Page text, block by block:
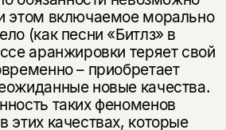
этом включаемое морально
(как песни «Битлз» в
аранжировки теряет свой
– приобретает
новые качества.
таких феноменов
этих качествах, которые